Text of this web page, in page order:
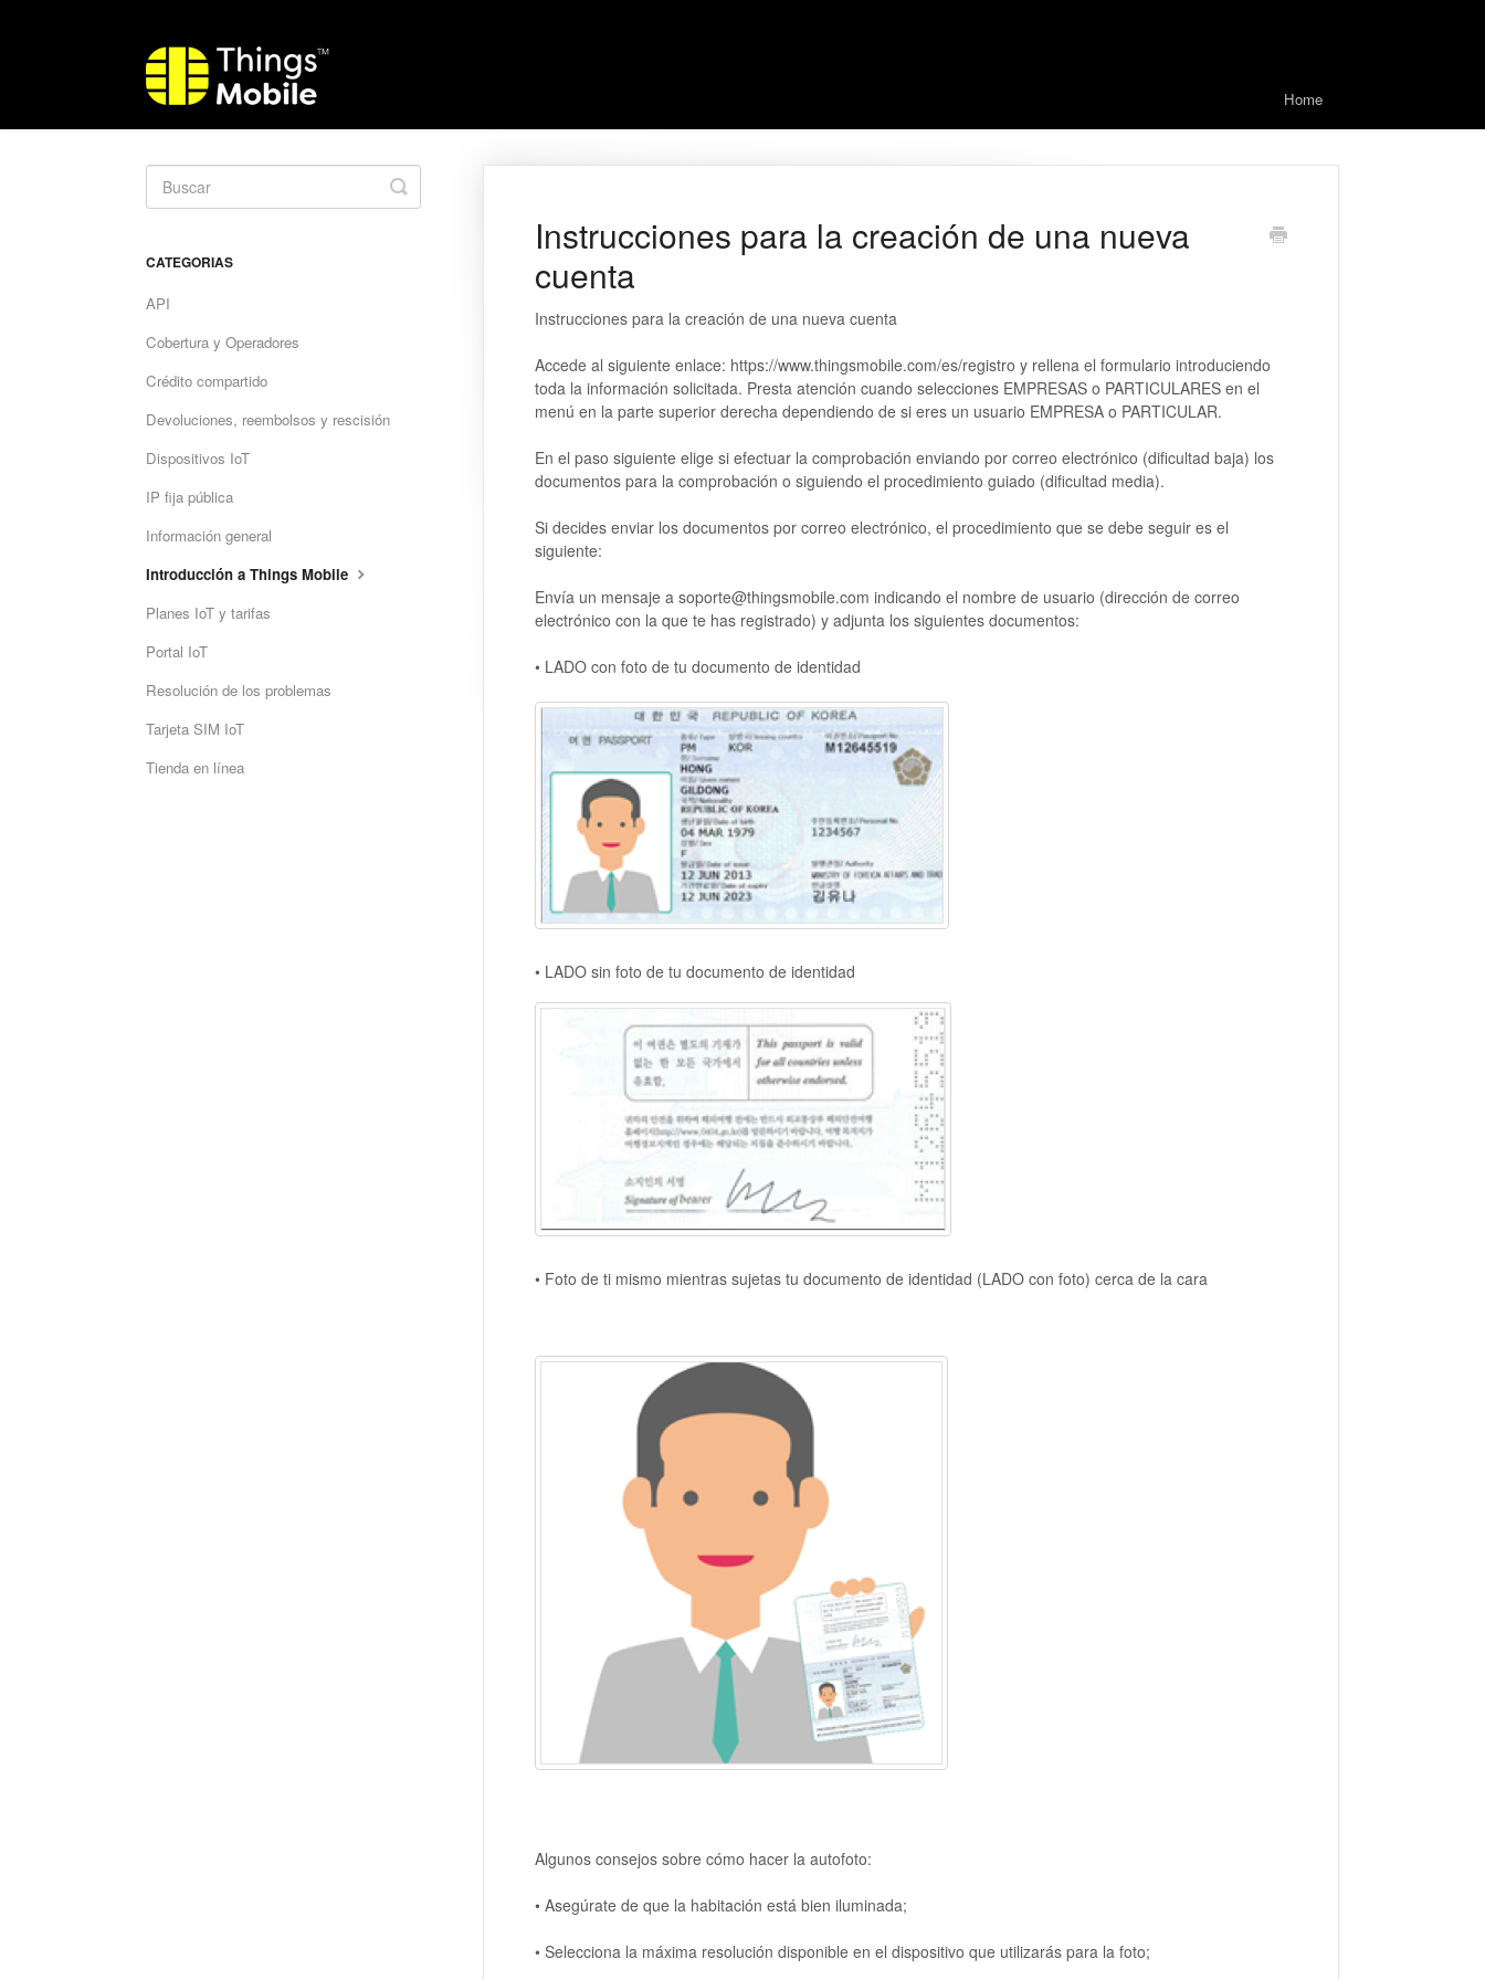
Home
Instrucciones para la creación de una nueva
cuenta
Instrucciones para la creación de una nueva cuenta
Accede al siguiente enlace: https://www.thingsmobile.com/es/registro y rellena el formulario introduciendo
toda la información solicitada. Presta atención cuando selecciones EMPRESAS o PARTICULARES en el
menú en la parte superior derecha dependiendo de si eres un usuario EMPRESA o PARTICULAR.
En el paso siguiente elige si efectuar la comprobación enviando por correo electrónico (dificultad baja) los
documentos para la comprobación o siguiendo el procedimiento guiado (dificultad media).
Si decides enviar los documentos por correo electrónico, el procedimiento que se debe seguir es el
siguiente:
Envía un mensaje a soporte@thingsmobile.com indicando el nombre de usuario (dirección de correo
electrónico con la que te has registrado) y adjunta los siguientes documentos:
• LADO con foto de tu documento de identidad
• LADO sin foto de tu documento de identidad
• Foto de ti mismo mientras sujetas tu documento de identidad (LADO con foto) cerca de la cara
Algunos consejos sobre cómo hacer la autofoto:
• Asegúrate de que la habitación está bien iluminada;
• Selecciona la máxima resolución disponible en el dispositivo que utilizarás para la foto;
Toggle
Search
CATEGORIAS
API
Cobertura y Operadores
Crédito compartido
Devoluciones, reembolsos y rescisión
Dispositivos IoT
IP fija pública
Información general
Introducción a Things Mobile
Planes IoT y tarifas
Portal IoT
Resolución de los problemas
Tarjeta SIM IoT
Tienda en línea